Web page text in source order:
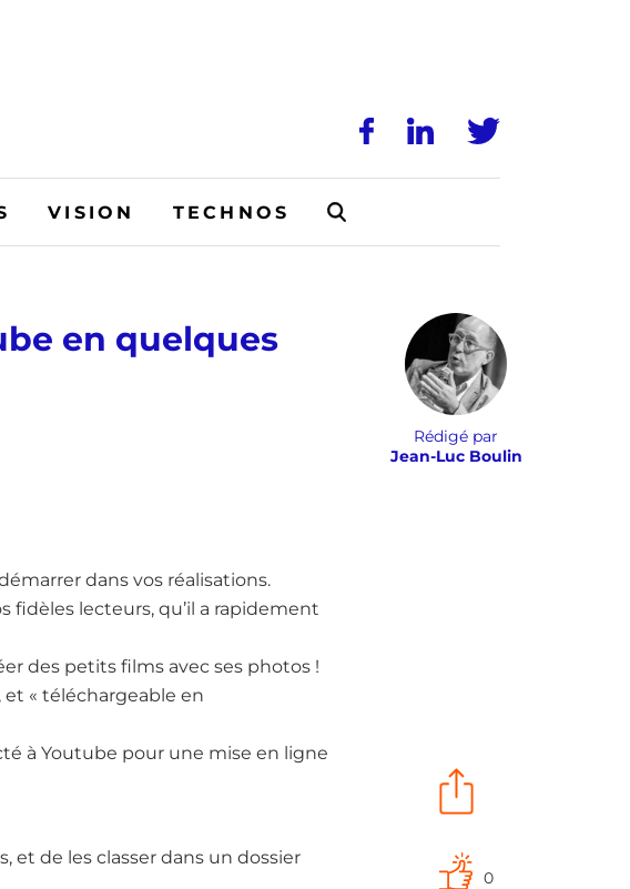
VISION TECHNOS
en quelques
Rédigé par
Jean-Luc Boulin
0
dans vos réalisations.
fidèles lecteurs, qu’il a rapidement
des petits films avec ses photos !
et « téléchargeable en
à Youtube pour une mise en ligne
de les classer dans un dossier